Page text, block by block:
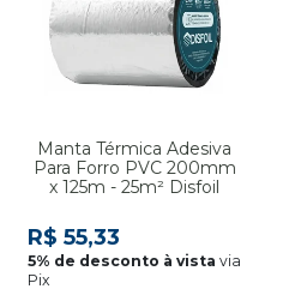
Manta Térmica Adesiva
Para Forro PVC 200mm
x 125m - 25m² Disfoil
R$ 55,33
via
Pix